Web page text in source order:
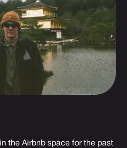
the Airbnb space for the past